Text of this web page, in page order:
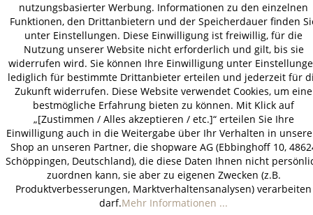
nutzungsbasierter Werbung. Informationen zu den einzelnen
Funktionen, den Drittanbietern und der Speicherdauer finden
unter Einstellungen. Diese Einwilligung ist freiwillig, für die
Nutzung unserer Website nicht erforderlich und gilt, bis sie
widerrufen wird. Sie können Ihre Einwilligung unter
lediglich für bestimmte Drittanbieter erteilen und jederzeit für
Zukunft widerrufen. Diese Website verwendet Cookies, um eine
bestmögliche Erfahrung bieten zu können. Mit Klick auf
„[Zustimmen / Alles akzeptieren / etc.]“ erteilen Sie Ihre
Einwilligung auch in die Weitergabe über Ihr Verhalten in
Shop an unseren Partner, die shopware AG (Ebbinghoff 10,
Schöppingen, Deutschland), die diese Daten Ihnen nicht
zuordnen kann, sie aber zu eigenen Zwecken (z.B.
Produktverbesserungen, Marktverhaltensanalysen) verarbeiten
darf.Mehr Informationen ...